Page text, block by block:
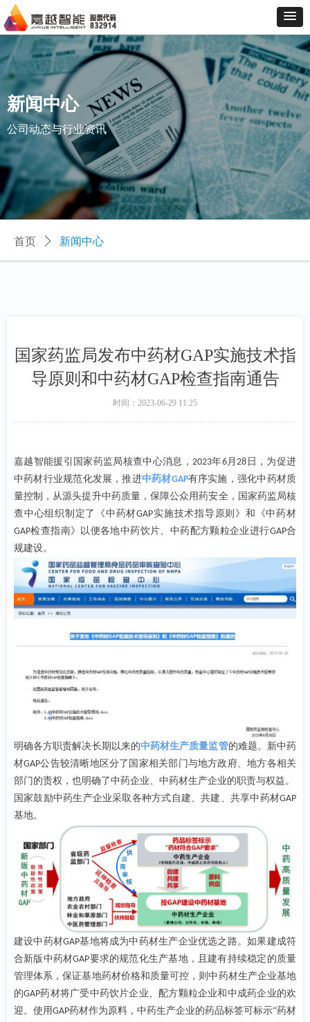
国家药监局发布中药材GAP实施技术指
导原则和中药材GAP检查指南通告
时间： 2023-06-29 11:25
嘉越智能援引国家药监局核查中心消息，2023年6月28 日，为促进
中药材行业规范化发展，推进中药材GAP有序实施，强化中药材质
量控制，从源头提升中药质量，保障公众用药安全，国家药监局核
查中心组织制定了《中药材GAP实施技术指导原则》和《中药材
GAP检查指南》以便各地中药饮片、中药配方颗粒企业进行GAP合
规建设。
明确各方职责解决长期以来的中药材生产质量监管的难题。新中药
材GAP公告较清晰地区分了国家相关部门与地方政府、地方各相关
部门的责权，也明确了中药企业、中药材生产企业的职责与权益。
国家鼓励中药生产企业采取各种方式自建、共建、共享中药材GAP
基地。
建设中药材GAP基地将成为中药材生产企业优选之路。如果建成符
合新版中药材GAP要求的规范化生产基地，且建有持续稳定的质量
管理体系，保证基地药材价格和质量可控，则中药材生产企业基地
的GAP药材将广受中药饮片企业、配方颗粒企业和中成药企业的欢
迎。使用GAP药材作为原料，中药生产企业的药品标签可标示“药材
首页 ꄲ 新闻中心
新闻中心
公司动态与行业资讯